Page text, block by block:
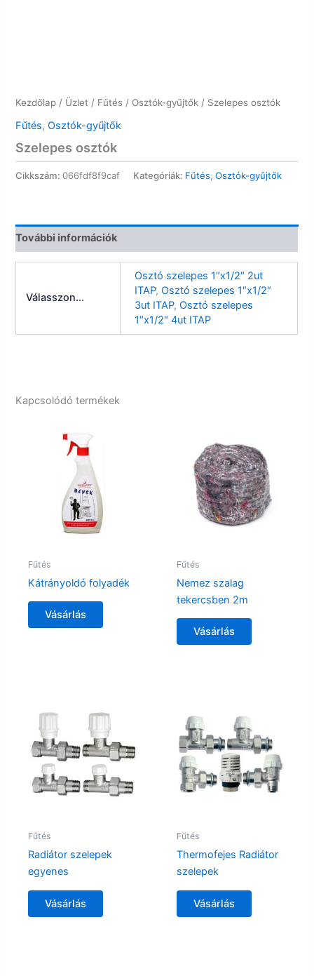
Kezdőlap / Üzlet / Fűtés / Osztók-gyűjtők / Szelepes osztók
Fűtés,Osztók-gyűjtők
Szelepes osztók
Cikkszám: 066fdf8f9caf Kategóriák: Fűtés,Osztók-gyűjtők
További információk
Válasszon...
Osztó szelepes 1″x1/2″ 2ut
ITAP, Osztó szelepes 1″x1/2″
3ut ITAP, Osztó szelepes
1″x1/2″ 4ut ITAP
Kapcsolódó termékek
Fűtés
Kátrányoldó folyadék
Vásárlás
Fűtés
Nemez szalag
tekercsben 2m
Vásárlás
Fűtés
Radiátor szelepek
egyenes
Vásárlás
Fűtés
Thermofejes Radiátor
szelepek
Vásárlás